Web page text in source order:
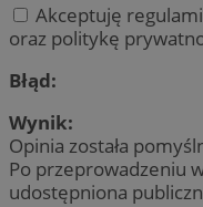
Akceptuję
oraz politykę
Błąd:
Wynik:
Opinia została
Po przeprowadzeniu
udostępniona